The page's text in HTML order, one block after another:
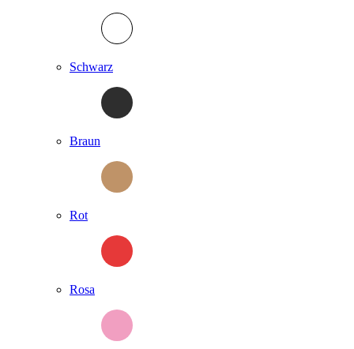
Schwarz
Braun
Rot
Rosa